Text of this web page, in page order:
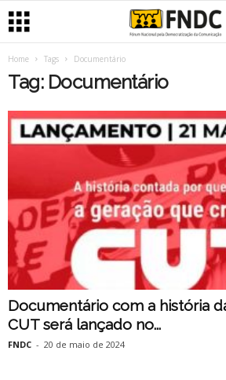
Home Tags Documentário
Tag: Documentário
Documentário com a história
CUT será lançado no...
FNDC - 20 de maio de 2024